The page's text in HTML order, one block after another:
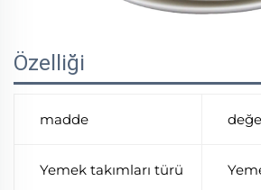
Özelliği
madde
Yemek takımları türü